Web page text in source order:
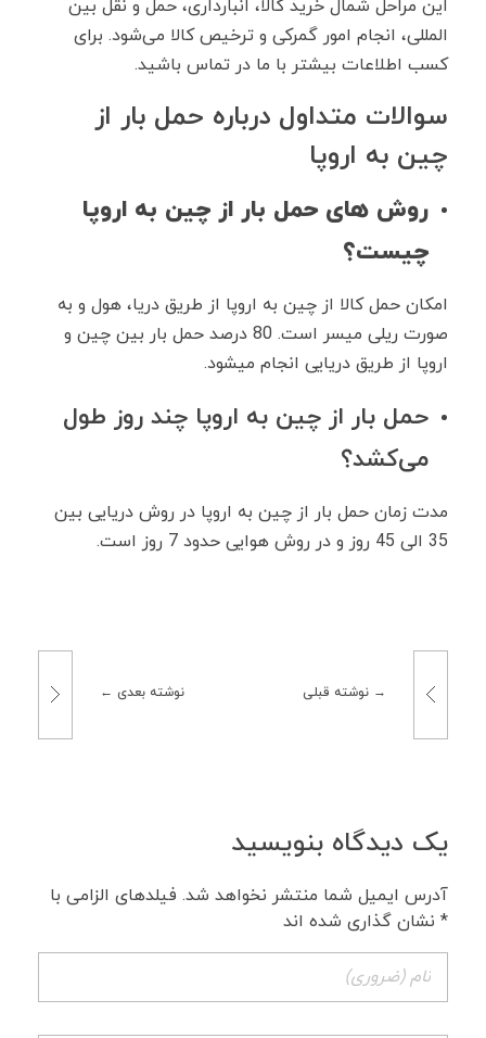
این مراحل شمال خرید کالا، انبارداری، حمل و نقل بین
المللی، انجام امور گمرکی و ترخیص کالا می‌شود. برای
کسب اطلاعات بیشتر با ما در تماس باشید.
سوالات متداول درباره حمل بار از
چین به اروپا
روش های حمل بار از چین به اروپا
چیست؟
امکان حمل کالا از چین به اروپا از طریق دریا، هول و به
صورت ریلی میسر است. 80 درصد حمل بار بین چین و
اروپا از طریق دریایی انجام میشود.
حمل بار از چین به اروپا چند روز طول
می‌کشد؟
مدت زمان حمل بار از چین به اروپا در روش دریایی بین
35 الی 45 روز و در روش هوایی حدود 7 روز است.
نوشته قبلی نوشته بعدی
یک دیدگاه بنویسید
آدرس ایمیل شما منتشر نخواهد شد. فیلدهای الزامی با
* نشان گذاری شده اند